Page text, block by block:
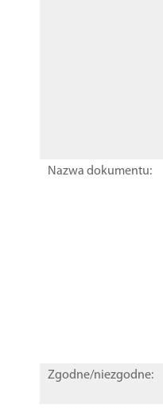
Nazwa dokumentu:
Zgodne/niezgodne: